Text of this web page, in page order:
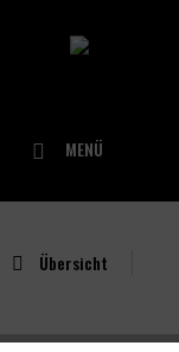
MENÜ
Übersicht